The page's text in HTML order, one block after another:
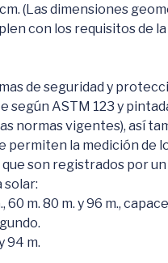
(Las dimensiones
con los requisitos de
de seguridad y
según ASTM 123 y
normas vigentes), así
permiten la medición de
son registrados por
solar:
60 m. 80 m. y 96 m.,
94 m.